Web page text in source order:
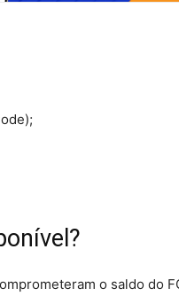
o saldo do